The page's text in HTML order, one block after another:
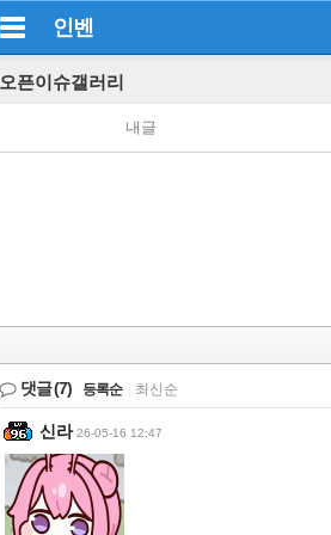
인벤
오픈이슈갤러리
내글
댓글(7) 등록순 최신순
신라 26-05-16 12:47